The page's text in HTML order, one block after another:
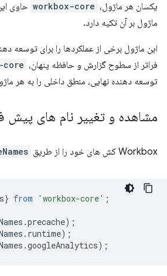
یکسان هر ماژول، workbox-core حاوی
ماژول بر آن تکیه دارد.
این ماژول برخی از عملکردها را برای توسعه
فراتر از سطوح گزارش و حافظه پنهان، core
توسعه دهنده نهایی، منطق داخلی را به هر
مشاهده و تغییر نام های
Workbox کش های خود را از طریق
} from 'workbox-core' ;
.precache);
. runtime);
.googleAnalytics);